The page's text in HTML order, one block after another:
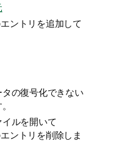
ントリを追加して
の復号化できない
ルを開いて
ントリを削除しま